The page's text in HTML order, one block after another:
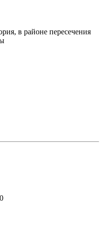
в районе пересечения